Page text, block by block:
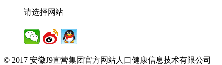
请选择网站
© 2017 安徽J9直营集团官方网站人口健康信息技术有限公司